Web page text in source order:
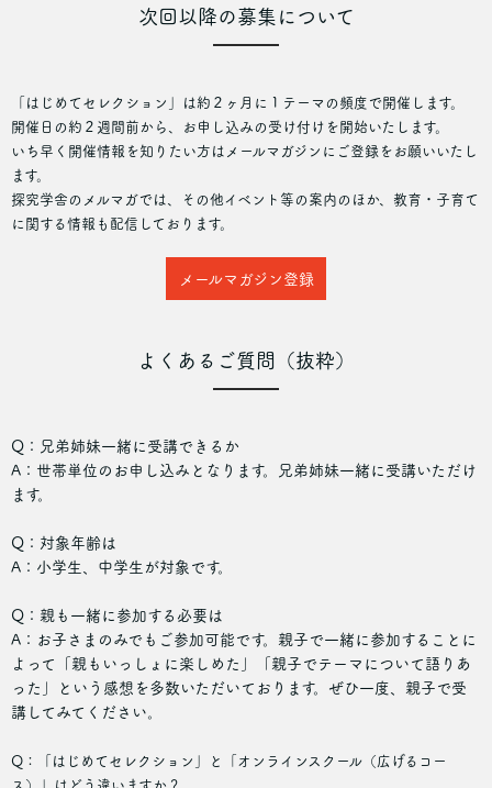
次回以降の募集について
「はじめてセレクション」は約２ヶ月に１テーマの頻度で開催します。
開催日の約２週間前から、お申し込みの受け付けを開始いたします。
いち早く開催情報を知りたい方はメールマガジンにご登録をお願いいたし
ます。
探究学舎のメルマガでは、その他イベント等の案内のほか、教育・子育て
に関する情報も配信しております。
メールマガジン登録
よくあるご質問（抜粋）
Q：兄弟姉妹一緒に受講できるか
A：世帯単位のお申し込みとなります。兄弟姉妹一緒に受講いただけ
ます。
Q：対象年齢は
A：小学生、中学生が対象です。
Q：親も一緒に参加する必要は
A：お子さまのみでもご参加可能です。親子で一緒に参加することに
よって「親もいっしょに楽しめた」「親子でテーマについて語りあ
った」という感想を多数いただいております。ぜひ一度、親子で受
講してみてください。
Q：「はじめてセレクション」と「オンラインスクール（広げるコー
ス）」はどう違いますか？